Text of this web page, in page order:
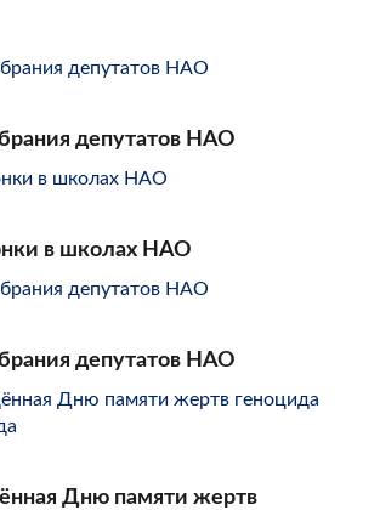
депутатов НАО
в школах НАО
депутатов НАО
Дню памяти жертв